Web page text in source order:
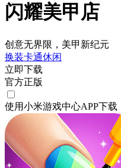
闪耀美甲店
创意无界限，美甲新纪元
换装卡通休闲
立即下载
官方正版
使用小米游戏中心APP下载